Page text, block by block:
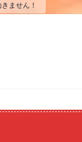
ません！